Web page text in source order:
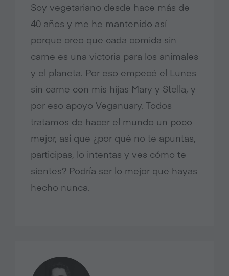
Soy vegetariano desde hace más de
40 años y me he mantenido así
porque creo que cada comida sin
carne es una victoria para los animales
y el planeta. Por eso empecé el Lunes
sin carne con mis hijas Mary y Stella, y
por eso apoyo Veganuary. Todos
tratamos de hacer el mundo un poco
mejor, así que ¿por qué no te apuntas,
participas, lo intentas y ves cómo te
sientes? Podría ser lo mejor que hayas
hecho nunca.